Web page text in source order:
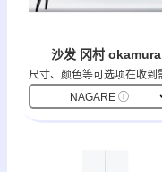
沙发 冈村 okamura
NAGARE ①